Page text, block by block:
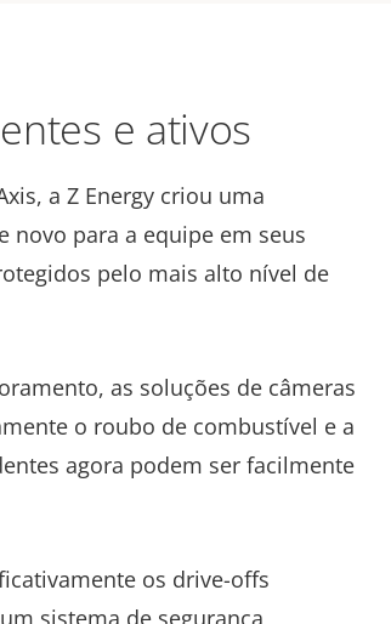
e ativos
a Z Energy criou uma
novo para a equipe em seus
pelo mais alto nível de
as soluções de câmeras
o roubo de combustível e a
agora podem ser facilmente
os drive-offs
sistema de segurança